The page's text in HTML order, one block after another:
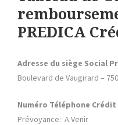
PREDICA
Adresse du siège Social
Boulevard de Vaugirard –
Numéro Téléphone
Prévoyance: A Venir